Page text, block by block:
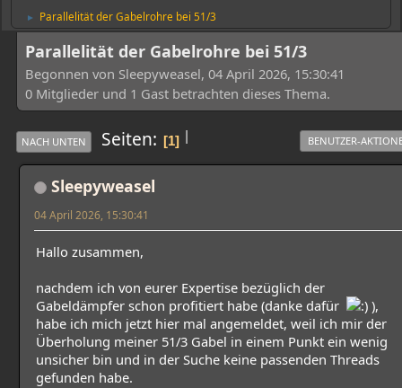
► Parallelität der Gabelrohre bei 51/3
Parallelität der Gabelrohre bei 51/3
Begonnen von Sleepyweasel, 04 April 2026, 15:30:41
0 Mitglieder und 1 Gast betrachten dieses Thema.
|
NACH UNTEN Seiten 1 BENUTZER-
Sleepyweasel
04 April 2026, 15:30:41
Hallo zusammen,
nachdem ich von eurer Expertise bezüglich der
Gabeldämpfer schon profitiert habe (danke dafür
),
habe ich mich jetzt hier mal angemeldet, weil ich mir der
Überholung meiner 51/3 Gabel in einem Punkt ein wenig
unsicher bin und in der Suche keine passenden Threads
gefunden habe.